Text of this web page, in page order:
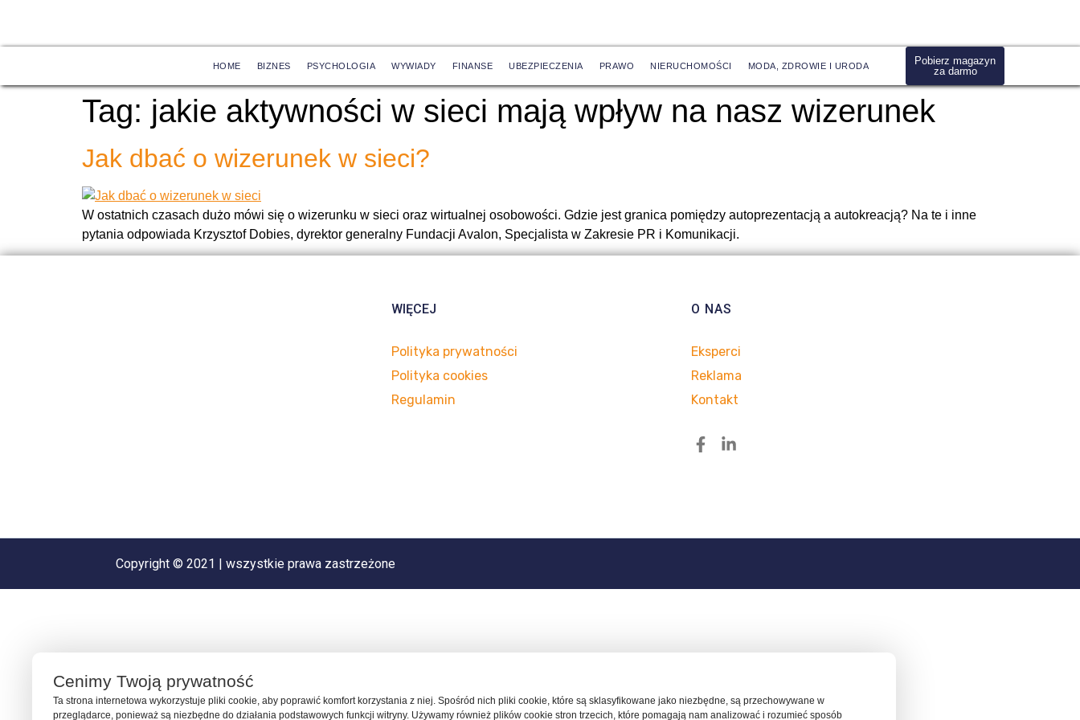
HOME BIZNES PSYCHOLOGIA WYWIADY FINANSE UBEZPIECZENIA PRAWO NIERUCHOMOŚCI MODA, ZDROWIE I URODA
Pobierz magazyn
za darmo
Tag: jakie aktywności w sieci mają wpływ na nasz wizerunek
Jak dbać o wizerunek w sieci?
W ostatnich czasach dużo mówi się o wizerunku w sieci oraz wirtualnej osobowości. Gdzie jest granica pomiędzy autoprezentacją a autokreacją? Na te i inne
pytania odpowiada Krzysztof Dobies, dyrektor generalny Fundacji Avalon, Specjalista w Zakresie PR i Komunikacji.
WIĘCEJ
Polityka prywatności
Polityka cookies
Regulamin
O NAS
Eksperci
Reklama
Kontakt
Copyright © 2021 | wszystkie prawa zastrzeżone
Cenimy Twoją prywatność
Ta strona internetowa wykorzystuje pliki cookie, aby poprawić komfort korzystania z niej. Spośród nich pliki cookie, które są sklasyfikowane jako niezbędne, są przechowywane w
przeglądarce, ponieważ są niezbędne do działania podstawowych funkcji witryny. Używamy również plików cookie stron trzecich, które pomagają nam analizować i rozumieć sposób